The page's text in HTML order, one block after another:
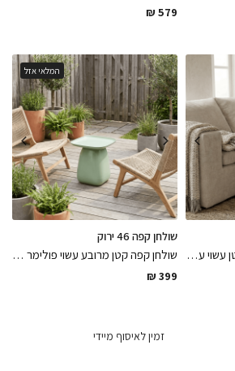
₪ 579
שולחן צד REFAEL נשכן קטן עשוי עץ אגוז אמריקאי בגימור לכה אפוקסי מט בגימור חלק ונעים למגע
המלאי אזל
שולחן קפה 46 ירוק
שולחן קפה קטן מרובע עשוי פולימר בגוון ירוק בהיר עמיד לתנאי חוץ רב שימושי למרפסת ולגינה בגימורים מושלמים, פיס שירענן את הגינה והמרפסת
₪ 399
זמין לאיסוף מיידי